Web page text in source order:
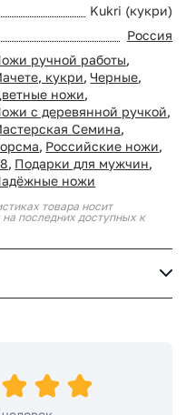
Kukri (кукри)
Россия
ручной работы,
кукри, Черные,
ножи,
с деревянной ручкой,
Семина,
, Российские ножи,
, Подарки для мужчин,
ножи
товара носит
последних доступных к